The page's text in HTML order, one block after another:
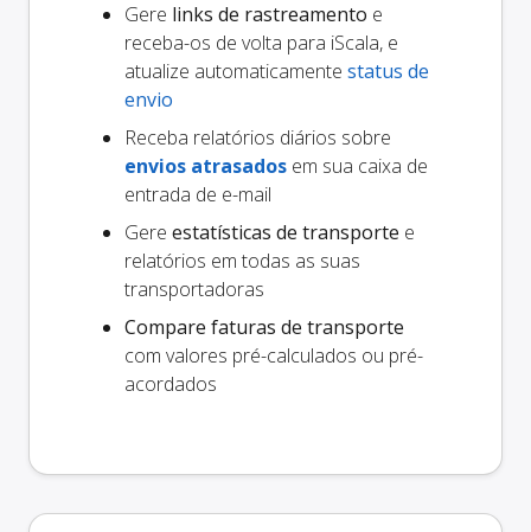
Gere links de rastreamento e
receba-os de volta para iScala, e
atualize automaticamente status de
envio
Receba relatórios diários sobre
envios atrasados em sua caixa de
entrada de e-mail
Gere estatísticas de transporte e
relatórios em todas as suas
transportadoras
Compare faturas de transporte
com valores pré-calculados ou pré-
acordados